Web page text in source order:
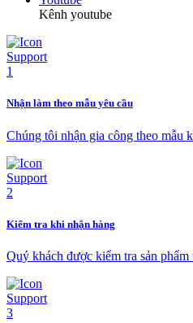
Kênh youtube
Nhận làm theo mẫu yêu cầu
Chúng tôi nhận gia công theo mẫu
Kiểm tra khi nhận hàng
Quý khách được kiểm tra sản